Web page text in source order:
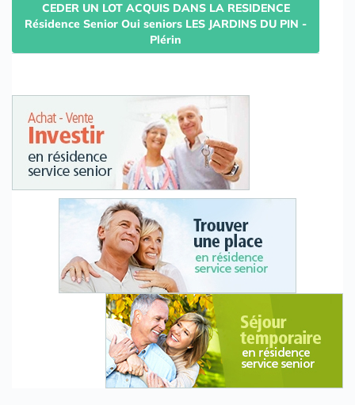
CEDER UN LOT ACQUIS DANS LA RESIDENCE
Résidence Senior Oui seniors LES JARDINS DU PIN -
Plérin